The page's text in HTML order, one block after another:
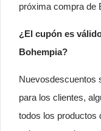
próxima compra de
¿El cupón es
Bohempia?
Nuevosdescuentos
para los clientes,
todos los productos